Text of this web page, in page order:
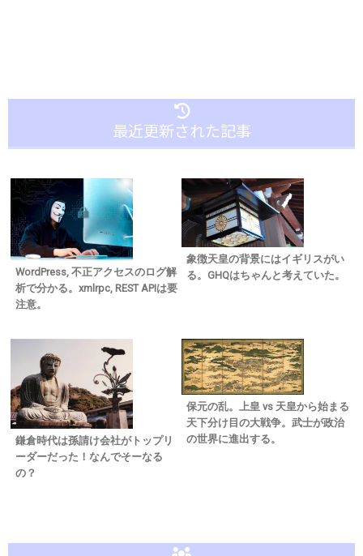
最近更新された記事
WordPress, 不正アクセスのログ解
析で分かる。xmlrpc, REST APIは要
注意。
象徴天皇の背景にはイギリスがい
る。GHQはちゃんと考えていた。
鎌倉時代は孫請け会社がトップリ
ーダーだった！なんでそーなる
の？
保元の乱。上皇 vs 天皇から始まる
天下分け目の大戦争。武士が政治
の世界に進出する。